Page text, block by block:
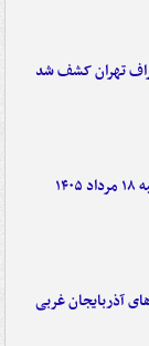
تهران کشف شد